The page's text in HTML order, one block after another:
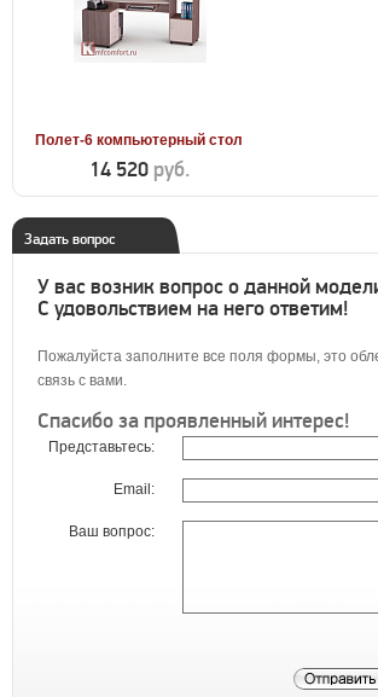
Полет-6 компьютерный стол
14 520 руб.
Задать вопрос
У вас возник вопрос о данной
С удовольствием на него ответим!
Пожалуйста заполните все поля формы, это
связь с вами.
Спасибо за проявленный интерес!
Представьтесь:
Email:
Ваш вопрос: